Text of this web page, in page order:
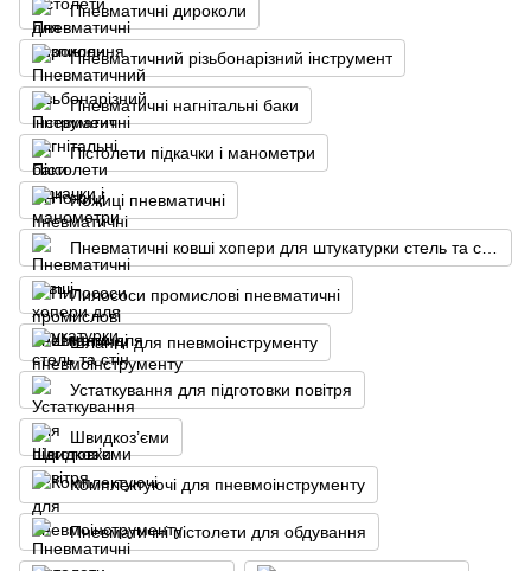
Пневматичні дироколи
Пневматичний різьбонарізний інструмент
Пневматичні нагнітальні баки
Пістолети підкачки і манометри
Ножиці пневматичні
Пилососи промислові пневматичні
Шланги для пневмоінструменту
Устаткування для підготовки повітря
Швидкоз’єми
Комплектуючі для пневмоінструменту
Пневматичні пістолети для обдування